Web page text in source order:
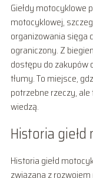
Giełdy motocyklowe
motocyklowej,
organizowania sięga
ograniczony. Z
dostępu do zakupów
tłumy. To miejsce,
potrzebne rzeczy,
wiedzą.
Historia
Historia giełd
związana z